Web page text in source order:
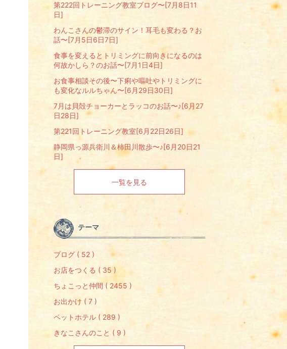
第222回トレーニング教室ブログ〜[7月8日11
日]
わんこさんの鬱滞のサイン！耳毛も変わる？お
話〜[7月5日6日7日]
食事を変えるとトリミングに前向きになるのは
何故かしら？のお話〜[7月1日4日]
お食事相談その後〜下痢や嘔吐やトリミングに
も変化なルルちゃん〜[6月29日30日]
7月は貝殻チョーカーとラッコのお話〜♪[6月27
日28日]
第221回トレーニング教室[6月22日26日]
静岡県っ源兵衛川＆柿田川散歩〜♪[6月20日21
日]
一覧を見る
テーマ
ブログ ( 52 )
お店をつくる ( 35 )
ちょこっと仲間 ( 2455 )
お出かけ ( 7 )
ペットホテル ( 289 )
きなこさんのこと ( 9 )